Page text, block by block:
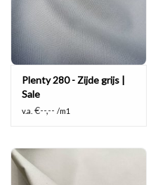
Plenty 280 - Zijde grijs |
Sale
v.a. €--,-- /m1